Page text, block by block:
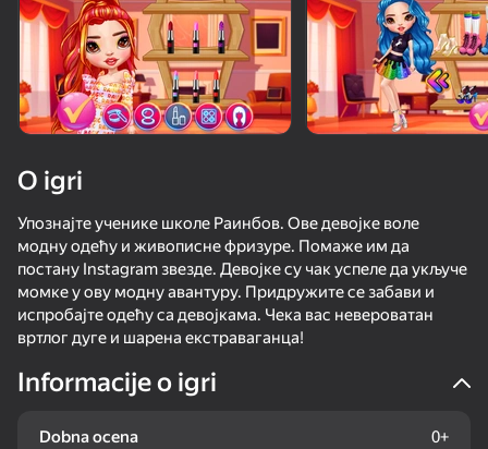
Ova igra podržava samo pejzažna
orijentaciju
Furry Girls
O igri
Упознајте ученике школе Раинбов. Ове девојке воле
модну одећу и живописне фризуре. Помаже им да
постану Instagram звезде. Девојке су чак успеле да укључе
момке у ову модну авантуру. Придружите се забави и
испробајте одећу са девојкама. Чека вас невероватан
вртлог дуге и шарена екстраваганца!
Informacije o igri
Dobna ocena 0+